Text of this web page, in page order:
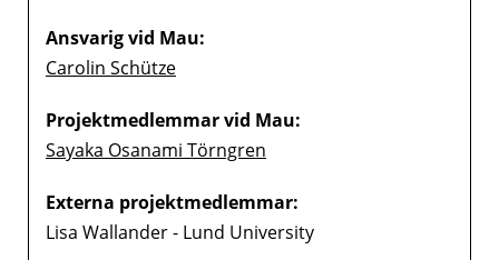
Ansvarig vid Mau:
Carolin Schütze
Projektmedlemmar vid Mau:
Sayaka Osanami Törngren
Externa projektmedlemmar:
Lisa Wallander - Lund University